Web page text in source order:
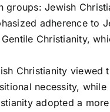
groups: Jewish
adherence to
Christianity,
Christianity viewed
necessity, while
adopted a